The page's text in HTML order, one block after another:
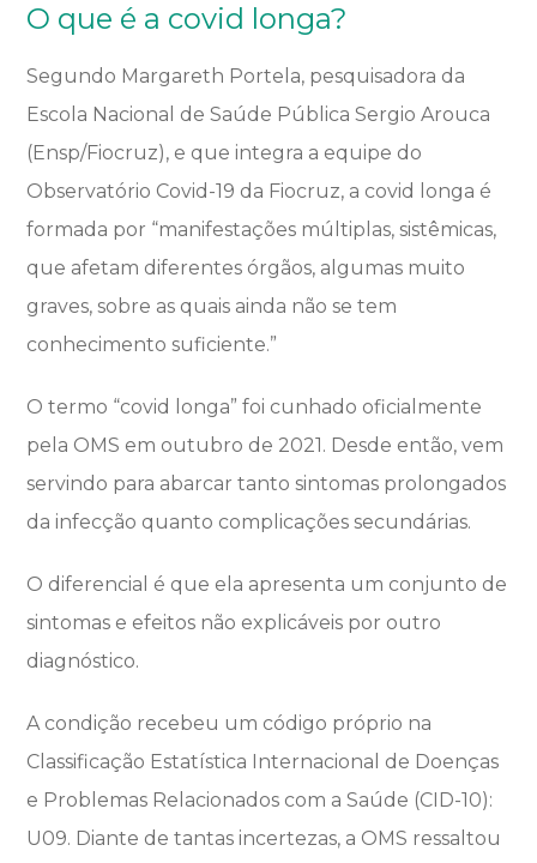
O que é a covid longa?
Segundo Margareth Portela, pesquisadora da
Escola Nacional de Saúde Pública Sergio Arouca
(Ensp/Fiocruz), e que integra a equipe do
Observatório Covid-19 da Fiocruz, a covid longa é
formada por “manifestações múltiplas, sistêmicas,
que afetam diferentes órgãos, algumas muito
graves, sobre as quais ainda não se tem
conhecimento suficiente.”
O termo “covid longa” foi cunhado oficialmente
pela OMS em outubro de 2021. Desde então, vem
servindo para abarcar tanto sintomas prolongados
da infecção quanto complicações secundárias.
O diferencial é que ela apresenta um conjunto de
sintomas e efeitos não explicáveis por outro
diagnóstico.
A condição recebeu um código próprio na
Classificação Estatística Internacional de Doenças
e Problemas Relacionados com a Saúde (CID-10):
U09. Diante de tantas incertezas, a OMS ressaltou